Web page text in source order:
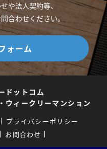
や法人契約等、
合わせください。
ォーム
ドットコム
ウィークリーマンション
プライバシーポリシー
お問合わせ